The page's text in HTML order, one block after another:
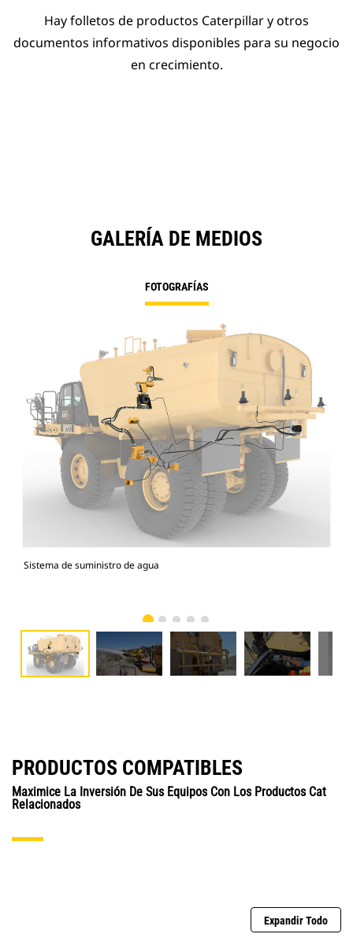
Hay folletos de productos Caterpillar y otros
documentos informativos disponibles para su negocio
en crecimiento.
GALERÍA DE MEDIOS
FOTOGRAFÍAS
Sistema de suministro de agua
PRODUCTOS COMPATIBLES
Maximice La Inversión De Sus Equipos Con Los Productos Cat
Relacionados
Expandir Todo